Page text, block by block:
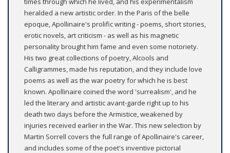
heralded a new artistic order. In the Paris of the belle
epoque, Apollinaire's prolific writing - poems, short stories,
erotic novels, art criticism - as well as his magnetic
personality brought him fame and even some notoriety.
His two great collections of poetry, Alcools and
Calligrammes, made his reputation, and they include love
poems as well as the war poetry for which he is best
known. Apollinaire coined the word 'surrealism', and he
led the literary and artistic avant-garde right up to his
death two days before the Armistice, weakened by
injuries received earlier in the War. This new selection by
Martin Sorrell covers the full range of Apollinaire's career,
and includes some of the poet's inventive pictorial